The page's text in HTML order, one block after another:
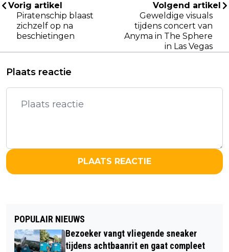
Vorig artikel
Piratenschip blaast
zichzelf op na
beschietingen
Volgend artikel
Geweldige visuals
tijdens concert van
Anyma in The Sphere
in Las Vegas
Plaats reactie
PLAATS REACTIE
POPULAIR NIEUWS
Bezoeker vangt vliegende sneaker
tijdens achtbaanrit en gaat compleet